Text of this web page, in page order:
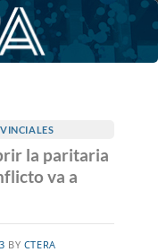
la paritaria
va a
BY CTERA